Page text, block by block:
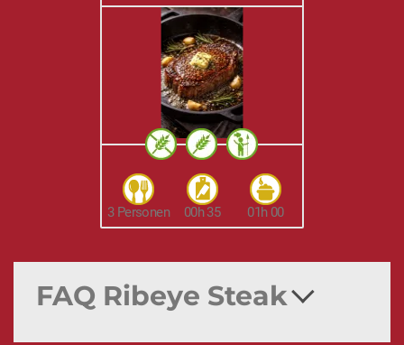
3 Personen 00h 35 01h 00
FAQ Ribeye Steak